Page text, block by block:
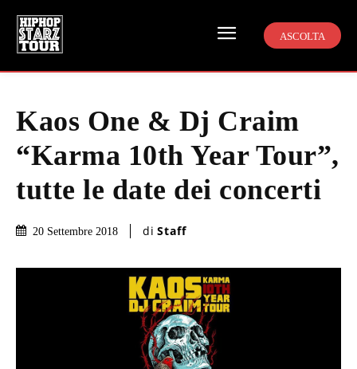
ASCOLTA
Kaos One & Dj Craim
“Karma 10th Year Tour”,
tutte le date dei concerti
20 Settembre 2018 di Staff